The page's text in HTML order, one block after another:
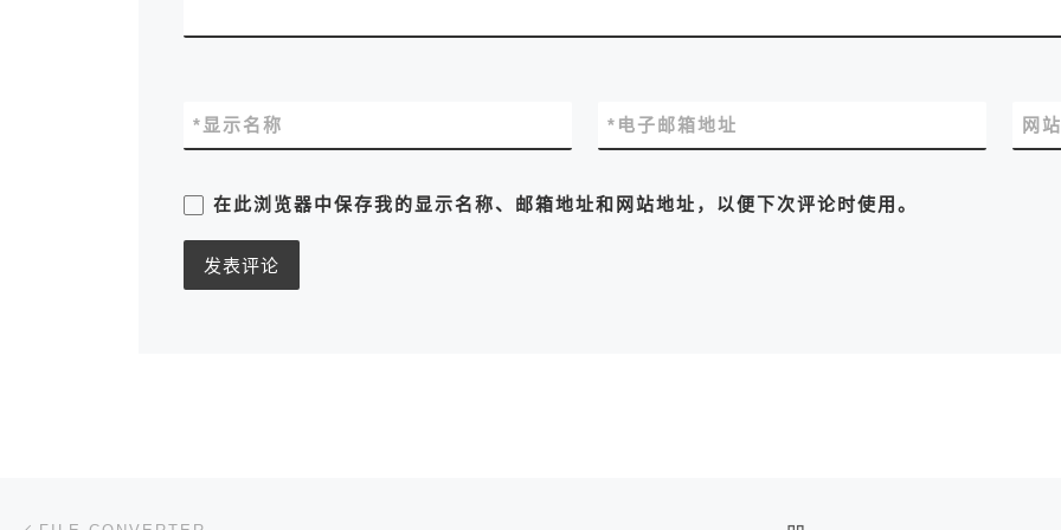
显示名称
* 电子邮箱地址
* 网
在此浏览器中保存我的显示名称、邮箱地址和网站地址，以便下次评论时使用。
文章导航